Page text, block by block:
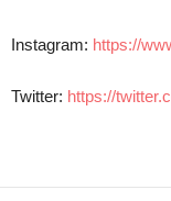
Instagram: https://
Twitter: https://